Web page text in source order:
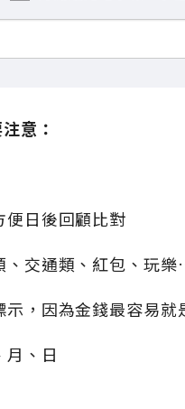
意：
便日後回顧比對
、交通類、紅包、玩
，因為金錢最容易就
、日